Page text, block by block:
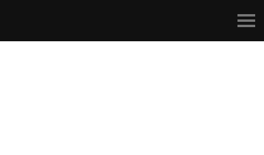
Pinhal